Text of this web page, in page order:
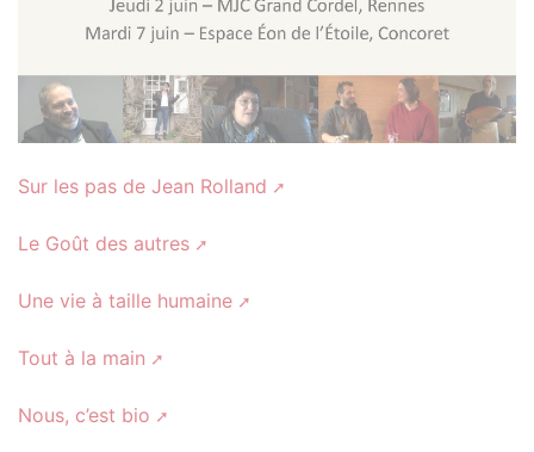
Sur les pas de Jean Rolland
Le Goût des autres
Une vie à taille humaine
Tout à la main
Nous, c’est bio